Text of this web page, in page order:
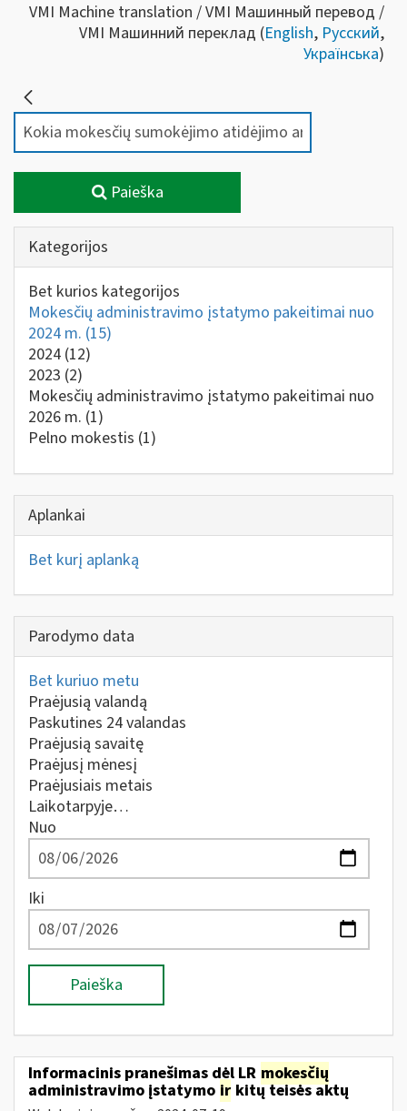
VMI Machine translation / VMI Машинный перевод /
VMI Машинний переклад (English, Русский,
Українська)
Paieška
Kategorijos
Bet kurios kategorijos
Mokesčių administravimo įstatymo pakeitimai nuo
2024 m. (15)
2024 (12)
2023 (2)
Mokesčių administravimo įstatymo pakeitimai nuo
2026 m. (1)
Pelno mokestis (1)
Aplankai
Bet kurį aplanką
Parodymo data
Bet kuriuo metu
Praėjusią valandą
Paskutines 24 valandas
Praėjusią savaitę
Praėjusį mėnesį
Praėjusiais metais
Laikotarpyje…
Nuo
Iki
Paieška
Informacinis pranešimas dėl LR mokesčių
administravimo įstatymo ir kitų teisės aktų